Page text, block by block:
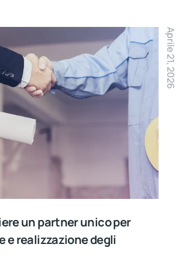
Aprile 21, 2026
un partner unico per
e realizzazione degli